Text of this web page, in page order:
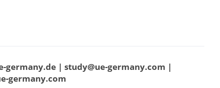
germany.de | study@ue-germany.com |
germany.com